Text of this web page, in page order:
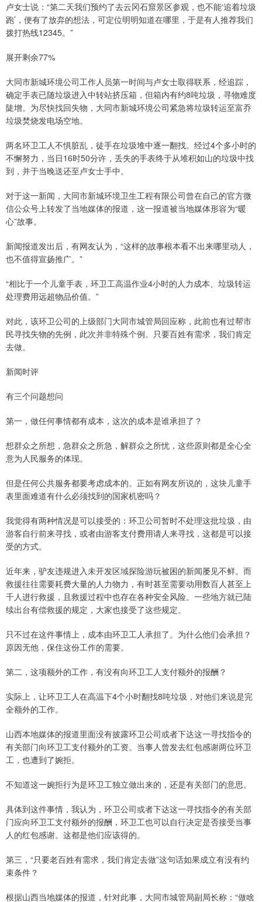
卢女士说：“第二天我们预约了去云冈石窟景区参观，也不能‘追着垃圾
跑’，便有了放弃的想法，可定位明明知道在哪里，于是有人推荐我们
拨打热线12345。”
展开剩余77%
大同市新城环境公司工作人员第一时间与卢女士取得联系，经追踪，
确定手表已随垃圾进入中转站挤压箱，但箱内有约8吨垃圾，寻物难度
陡增。为尽快找回失物，大同市新城环境公司紧急将垃圾转运至富乔
垃圾焚烧发电场空地。
两名环卫工人不惧脏乱，徒手在垃圾堆中逐一翻找。经过4个多小时的
不懈努力，当日16时50分许，丢失的手表终于从堆积如山的垃圾中找
到，并于当晚送还至卢女士手中。
对于这一新闻，大同市新城环境卫生工程有限公司曾在自己的官方微
信公众号上转发了当地媒体的报道，这一报道被当地媒体形容为“暖
心”故事。
新闻报道发出后，有网友认为，“这样的故事根本看不出来哪里动人，
也不值得宣扬推广。”
“相比于一个儿童手表，环卫工高温作业4小时的人力成本、垃圾转运
处理费用远超物品价值。”
对此，该环卫公司的上级部门大同市城管局回应称，此前也有过帮市
民寻找失物的先例，此次并非特殊个例。只要百姓有需求，我们肯定
去做。
新闻时评
有三个问题想问
第一，做任何事情都有成本，这次的成本是谁承担了？
想群众之所想，急群众之所急，解群众之所忧，这些原则都是全心全
意为人民服务的体现。
但是任何公共服务都要考虑成本的。正如有网友所说的，这块儿童手
表里面难道有什么必须找到的国家机密吗？
我觉得有两种情况是可以接受的：环卫公司暂时不处理这批垃圾，由
游客自行前来寻找，或者由游客支付费用请人来寻找，这都是可以接
受的方式。
近年来，驴友违规进入未开发区域探险游玩被困的新闻屡见不鲜。而
救援往往需要耗费大量的人力物力，有时甚至需要动用数百人甚至上
千人进行救援，且救援过程中也存在各种安全风险。一些地方就已陆
续出台有偿救援的规定，大家也接受了这些规定。
只不过在这件事情上，成本由环卫工人承担了。为什么他们会承担？
原因无他，保住这份工作的需要。
第二，这项额外的工作，有没有向环卫工人支付额外的报酬？
实际上，让环卫工人在高温下4个小时翻找8吨垃圾，对他们来说是完
全额外的工作。
山西本地媒体的报道里面没有披露环卫公司或者下达这一寻找指令的
有关部门向环卫工支付额外的工资。当事人曾发去红包感谢两位环卫
工，也遭到了婉拒。
不知道这一婉拒行为是环卫工独立做出来的，还是有关部门的意思。
具体到这件事情，我认为，环卫公司或者下达这一寻找指令的有关部
门应向环卫工支付额外的报酬，环卫工也可以自行决定是否接受当事
人的红包感谢。这都是他们应该得的。
第三，“只要老百姓有需求，我们肯定去做”这句话如果成立有没有约
束条件？
根据山西当地媒体的报道，针对此事，大同市城管局副局长称：“做啥